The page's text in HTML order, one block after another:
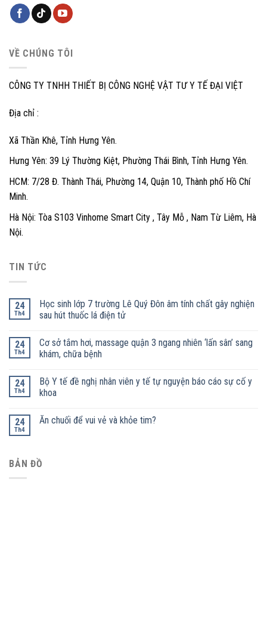
VỀ CHÚNG TÔI
CÔNG TY TNHH THIẾT BỊ CÔNG NGHỆ VẬT TƯ Y TẾ ĐẠI VIỆT
Địa chỉ :
Xã Thần Khê, Tỉnh Hưng Yên.
Hưng Yên: 39 Lý Thường Kiệt, Phường Thái Bình, Tỉnh Hưng Yên.
HCM: 7/28 Đ. Thành Thái, Phường 14, Quận 10, Thành phố Hồ Chí
Minh.
Hà Nội: Tòa S103 Vinhome Smart City , Tây Mỗ , Nam Từ Liêm, Hà
Nội.
TIN TỨC
24
Th4
Học sinh lớp 7 trường Lê Quý Đôn âm tính chất gây nghiện
sau hút thuốc lá điện tử
24
Th4
Cơ sở tắm hơi, massage quận 3 ngang nhiên ‘lấn sân’ sang
khám, chữa bệnh
24
Th4
Bộ Y tế đề nghị nhân viên y tế tự nguyện báo cáo sự cố y
khoa
24
Th4
Ăn chuối để vui vẻ và khỏe tim?
BẢN ĐỒ